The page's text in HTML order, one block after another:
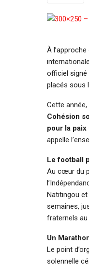
À
officiel signé
placés sous
Cette
Cohésion
pour la paix
appelle
Le football
Au cœur du
Natitingou
semaines,
fraternels
Un
Le point
solennelle